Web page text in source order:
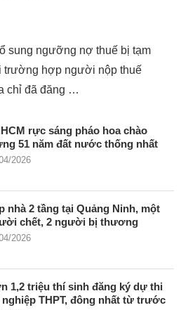
sung ngưỡng nợ thuế bị tạm
trường hợp người nộp thuế
chỉ đã đăng …
rực sáng pháo hoa chào
51 năm đất nước thống nhất
2026
nhà 2 tầng tại Quảng Ninh, một
chết, 2 người bị thương
2026
1,2 triệu thí sinh đăng ký dự thi
THPT, đông nhất từ trước